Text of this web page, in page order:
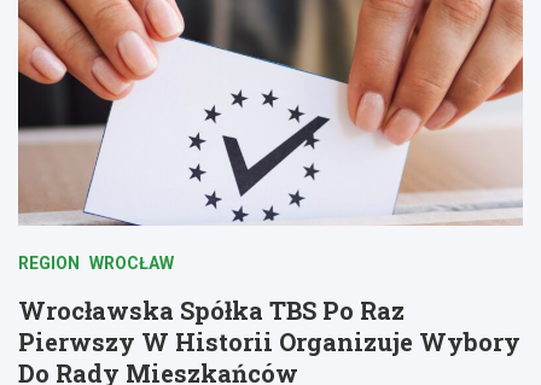
REGION WROCŁAW
Wrocławska Spółka TBS Po Raz
Pierwszy W Historii Organizuje Wybory
Do Rady Mieszkańców